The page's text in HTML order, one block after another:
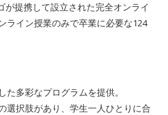
が提携して設立された完全オンライ
ライン授業のみで卒業に必要な124
た多彩なプログラムを提供。
選択肢があり、学生一人ひとりに合